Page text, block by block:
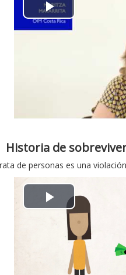
e
o
P
V
i
d
e
Historia de
de personas es una
P